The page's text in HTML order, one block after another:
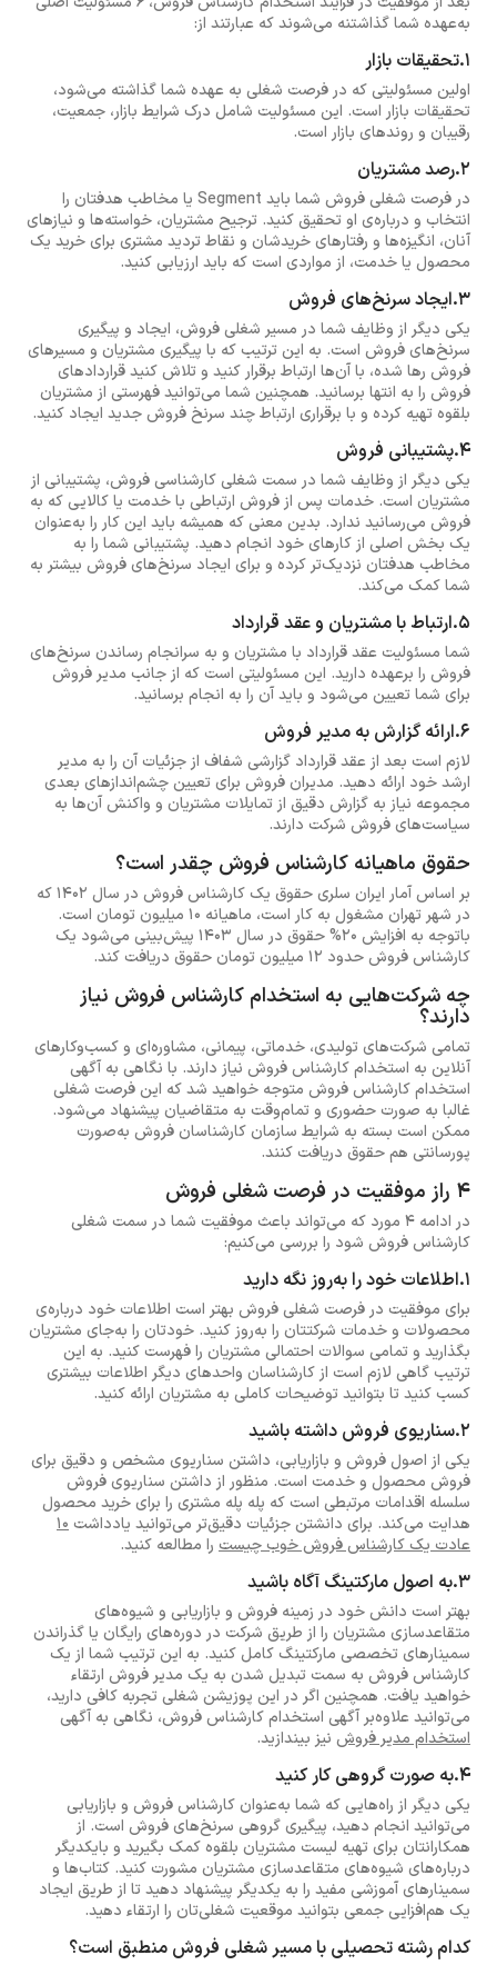
به‌عهده شما گذاشتنه می‌شوند که عبارتند از:
1.تحقیقات بازار
اولین مسئولیتی که در فرصت شغلی به عهده شما گذاشته می‌شود،
تحقیقات بازار است. این مسئولیت شامل درک شرایط بازار، جمعیت،
رقیبان و روندهای بازار است.
2.رصد مشتریان
در فرصت شغلی فروش شما باید Segment یا مخاطب هدفتان را
انتخاب و درباره‌ی او تحقیق کنید. ترجیح مشتریان، خواسته‌ها و نیازهای
آنان، انگیزه‌ها و رفتارهای خریدشان و نقاط تردید مشتری برای خرید یک
محصول یا خدمت، از مواردی است که باید ارزیابی کنید.
3.ایجاد سرنخ‌های فروش
یکی دیگر از وظایف شما در مسیر شغلی فروش، ایجاد و پیگیری
سرنخ‌های فروش است. به این ترتیب که با پیگیری مشتریان و مسیرهای
فروش رها شده، با آن‌ها ارتباط برقرار کنید و تلاش کنید قراردادهای
فروش را به انتها برسانید. همچنین شما می‌توانید فهرستی از مشتریان
بلقوه تهیه کرده و با برقراری ارتباط چند سرنخ فروش جدید ایجاد کنید.
4.پشتیبانی فروش
یکی دیگر از وظایف شما در سمت شغلی کارشناسی فروش، پشتیبانی از
مشتریان است. خدمات پس از فروش ارتباطی با خدمت یا کالایی که به
فروش می‌رسانید ندارد. بدین معنی که همیشه باید این کار را به‌عنوان
یک بخش اصلی از کارهای خود انجام دهید. پشتیبانی شما را به
مخاطب هدفتان نزدیک‌تر کرده و برای ایجاد سرنخ‌های فروش بیشتر به
شما کمک می‌کند.
5.ارتباط با مشتریان و عقد قرارداد
شما مسئولیت عقد قرارداد با مشتریان و به سرانجام رساندن سرنخ‌های
فروش را برعهده دارید. این مسئولیتی است که از جانب مدیر فروش
برای شما تعیین می‌شود و باید آن را به انجام برسانید.
6.ارائه گزارش به مدیر فروش
لازم است بعد از عقد قرارداد گزارشی شفاف از جزئیات آن را به مدیر
ارشد خود ارائه دهید. مدیران فروش برای تعیین چشم‌اندازهای بعدی
مجموعه نیاز به گزارش دقیق از تمایلات مشتریان و واکنش آن‌ها به
سیاست‌های فروش شرکت دارند.
حقوق ماهیانه کارشناس فروش چقدر است؟
بر اساس آمار ایران سلری حقوق یک کارشناس فروش در سال 1402 که
در شهر تهران مشغول به کار است، ماهیانه 10 میلیون تومان است.
باتوجه به افزایش 20% حقوق در سال 1403 پیش‌بینی می‌شود یک
کارشناس فروش حدود 12 میلیون تومان حقوق دریافت کند.
چه شرکت‌هایی به استخدام کارشناس فروش نیاز
دارند؟
تمامی شرکت‌های تولیدی، خدماتی، پیمانی، مشاوره‌ای و کسب‌وکارهای
آنلاین به استخدام کارشناس فروش نیاز دارند. با نگاهی به آگهی
استخدام کارشناس فروش متوجه خواهید شد که این فرصت شغلی
غالبا به صورت حضوری و تمام‌وقت به متقاضیان پیشنهاد می‌شود.
ممکن است بسته به شرایط سازمان کارشناسان فروش به‌صورت
پورسانتی هم حقوق دریافت کنند.
4 راز موفقیت در فرصت شغلی فروش
در ادامه 4 مورد که می‌تواند باعث موفقیت شما در سمت شغلی
کارشناس فروش شود را بررسی می‌کنیم:
1.اطلاعات خود را به‌روز نگه دارید
برای موفقیت در فرصت شغلی فروش بهتر است اطلاعات خود درباره‌ی
محصولات و خدمات شرکتتان را به‌روز کنید. خودتان را به‌جای مشتریان
بگذارید و تمامی سوالات احتمالی مشتریان را فهرست کنید. به این
ترتیب گاهی لازم است از کارشناسان واحدهای دیگر اطلاعات بیشتری
کسب کنید تا بتوانید توضیحات کاملی به مشتریان ارائه کنید.
2.سناریوی فروش داشته باشید
یکی از اصول فروش و بازاریابی، داشتن سناریوی مشخص و دقیق برای
فروش محصول و خدمت است. منظور از داشتن سناریوی فروش
سلسله اقدامات مرتبطی است که پله پله مشتری را برای خرید محصول
هدایت می‌کند. برای دانشتن جزئیات دقیق‌تر می‌توانید یادداشت 10
عادت یک کارشناس فروش خوب چیست را مطالعه کنید.
3.به اصول مارکتینگ آگاه باشید
بهتر است دانش خود در زمینه فروش و بازاریابی و شیوه‌های
متقاعدسازی مشتریان را از طریق شرکت در دوره‌های رایگان یا گذراندن
سمینارهای تخصصی مارکتینگ کامل کنید. به این ترتیب شما از یک
کارشناس فروش به سمت تبدیل شدن به یک مدیر فروش ارتقاء
خواهید یافت. همچنین اگر در این پوزیشن شغلی تجربه کافی دارید،
می‌توانید علاوه‌بر آگهی استخدام کارشناس فروش، نگاهی به آگهی
استخدام مدیر فروش نیز بیندازید.
4.به صورت گروهی کار کنید
یکی دیگر از راه‌هایی که شما به‌عنوان کارشناس فروش و بازاریابی
می‌توانید انجام دهید، پیگیری گروهی سرنخ‌های فروش است. از
همکارانتان برای تهیه لیست مشتریان بلقوه کمک بگیرید و بایکدیگر
درباره‌های شیوه‌های متقاعدسازی مشتریان مشورت کنید. کتاب‌ها و
سمینارهای آموزشی مفید را به یکدیگر پیشنهاد دهید تا از طریق ایجاد
یک هم‌افزایی جمعی بتوانید موقعیت شغلی‌تان را ارتقاء دهید.
کدام رشته تحصیلی با مسیر شغلی فروش منطبق است؟